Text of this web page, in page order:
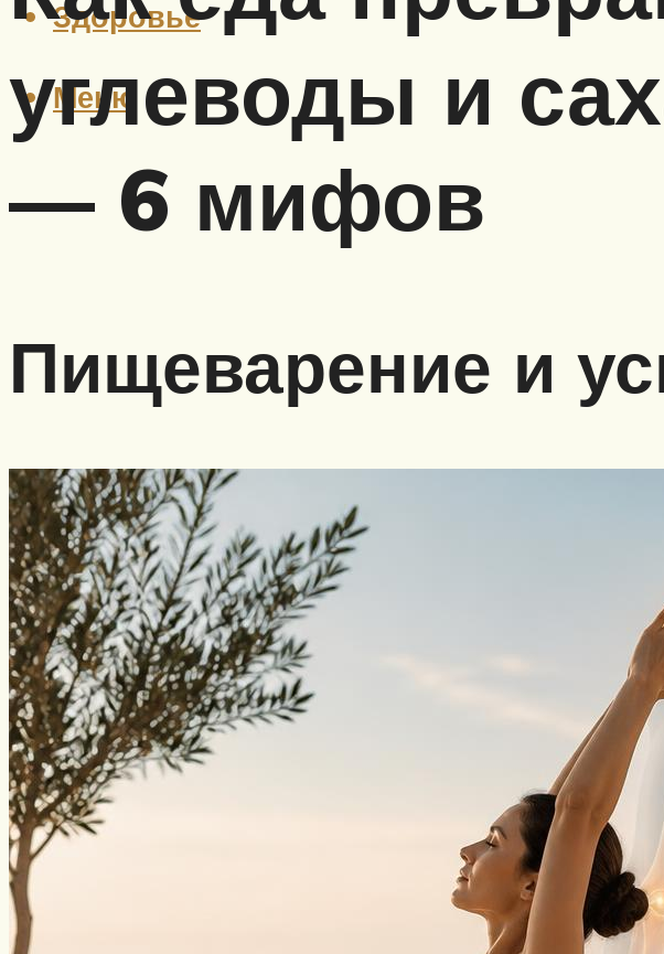
Здоровье
Меню
углеводы и
— 6 мифов
Пищеварение и